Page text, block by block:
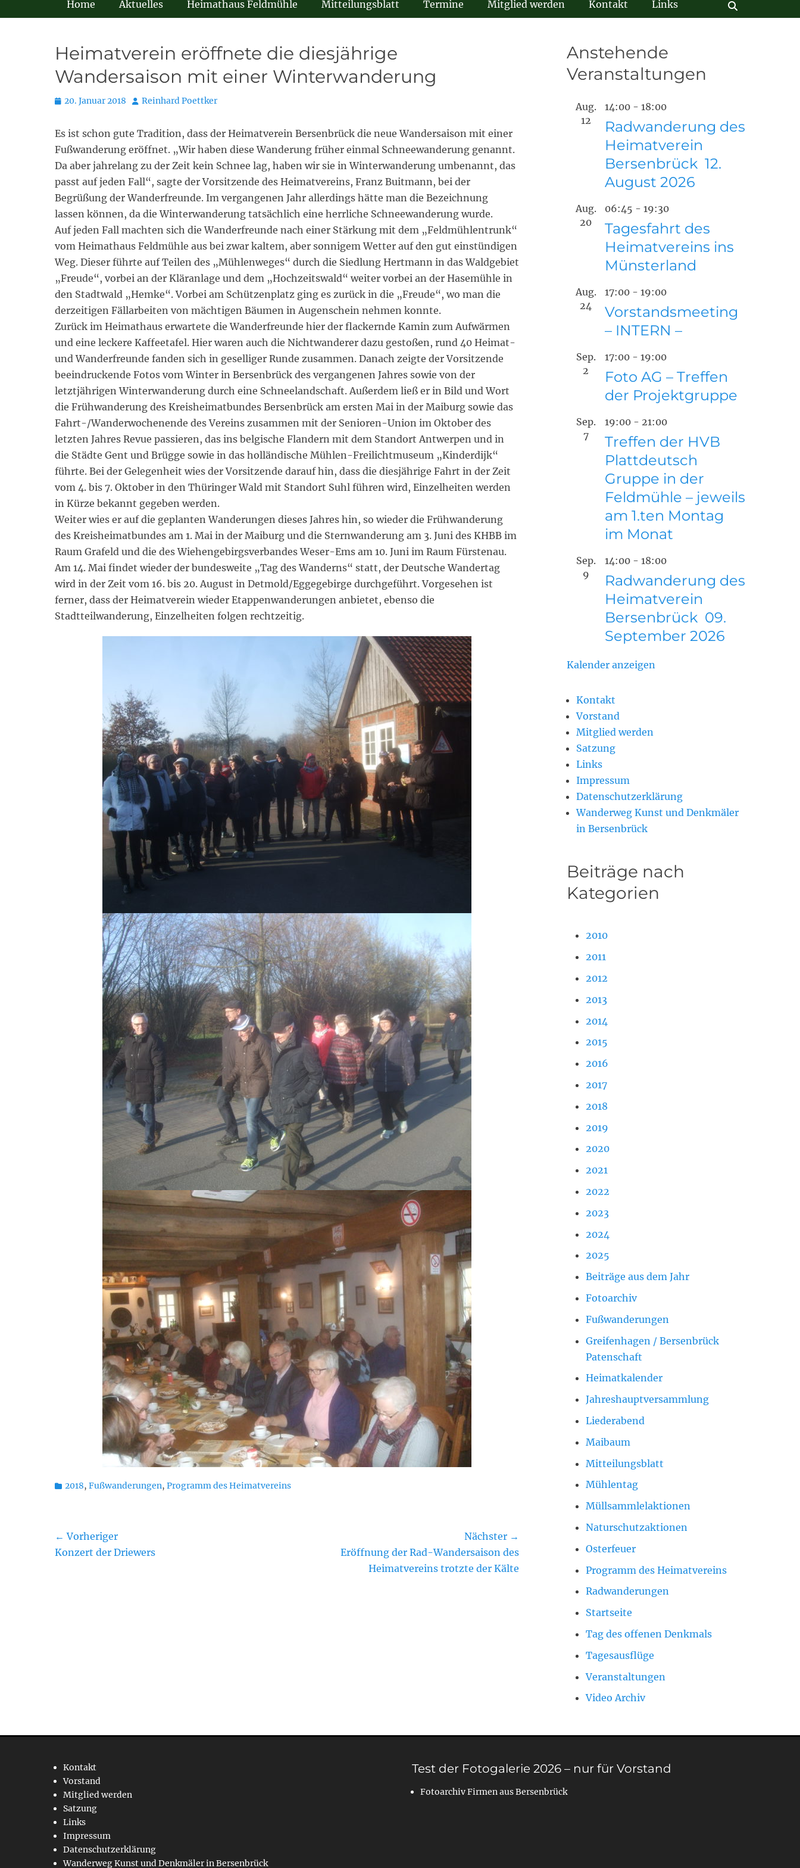
Home Aktuelles Heimathaus Feldmühle Mitteilungsblatt Termine Mitglied werden Kontakt Links
Heimatverein eröffnete die diesjährige
Wandersaison mit einer Winterwanderung
Posted
20. Januar 2018 Autor
Reinhard Poettker
Es ist schon gute Tradition, dass der Heimatverein Bersenbrück die neue Wandersaison mit einer
Fußwanderung eröffnet. „Wir haben diese Wanderung früher einmal Schneewanderung genannt.
Da aber jahrelang zu der Zeit kein Schnee lag, haben wir sie in Winterwanderung umbenannt, das
passt auf jeden Fall“, sagte der Vorsitzende des Heimatvereins, Franz Buitmann, bei der
Begrüßung der Wanderfreunde. Im vergangenen Jahr allerdings hätte man die Bezeichnung
lassen können, da die Winterwanderung tatsächlich eine herrliche Schneewanderung wurde.
Auf jeden Fall machten sich die Wanderfreunde nach einer Stärkung mit dem „Feldmühlentrunk“
vom Heimathaus Feldmühle aus bei zwar kaltem, aber sonnigem Wetter auf den gut einstündigen
Weg. Dieser führte auf Teilen des „Mühlenweges“ durch die Siedlung Hertmann in das Waldgebiet
„Freude“, vorbei an der Kläranlage und dem „Hochzeitswald“ weiter vorbei an der Hasemühle in
den Stadtwald „Hemke“. Vorbei am Schützenplatz ging es zurück in die „Freude“, wo man die
derzeitigen Fällarbeiten von mächtigen Bäumen in Augenschein nehmen konnte.
Zurück im Heimathaus erwartete die Wanderfreunde hier der flackernde Kamin zum Aufwärmen
und eine leckere Kaffeetafel. Hier waren auch die Nichtwanderer dazu gestoßen, rund 40 Heimat-
und Wanderfreunde fanden sich in geselliger Runde zusammen. Danach zeigte der Vorsitzende
beeindruckende Fotos vom Winter in Bersenbrück des vergangenen Jahres sowie von der
letztjährigen Winterwanderung durch eine Schneelandschaft. Außerdem ließ er in Bild und Wort
die Frühwanderung des Kreisheimatbundes Bersenbrück am ersten Mai in der Maiburg sowie das
Fahrt-/Wanderwochenende des Vereins zusammen mit der Senioren-Union im Oktober des
letzten Jahres Revue passieren, das ins belgische Flandern mit dem Standort Antwerpen und in
die Städte Gent und Brügge sowie in das holländische Mühlen-Freilichtmuseum „Kinderdijk“
führte. Bei der Gelegenheit wies der Vorsitzende darauf hin, dass die diesjährige Fahrt in der Zeit
vom 4. bis 7. Oktober in den Thüringer Wald mit Standort Suhl führen wird, Einzelheiten werden
in Kürze bekannt gegeben werden.
Weiter wies er auf die geplanten Wanderungen dieses Jahres hin, so wieder die Frühwanderung
des Kreisheimatbundes am 1. Mai in der Maiburg und die Sternwanderung am 3. Juni des KHBB im
Raum Grafeld und die des Wiehengebirgsverbandes Weser-Ems am 10. Juni im Raum Fürstenau.
Am 14. Mai findet wieder der bundesweite „Tag des Wanderns“ statt, der Deutsche Wandertag
wird in der Zeit vom 16. bis 20. August in Detmold/Eggegebirge durchgeführt. Vorgesehen ist
ferner, dass der Heimatverein wieder Etappenwanderungen anbietet, ebenso die
Stadtteilwanderung, Einzelheiten folgen rechtzeitig.
Kategorien
2018, Fußwanderungen, Programm des Heimatvereins
Beitragsnavigation
← Vorheriger
Vorheriger
Konzert der Driewers
Nächster →
Eröffnung der Rad-Wandersaison des
Heimatvereins trotzte der Kälte
Anstehende
Veranstaltungen
Aug.
12
14:00 - 18:00
Radwanderung des
Heimatverein
Bersenbrück 12.
August 2026
Aug.
20
06:45 - 19:30
Tagesfahrt des
Heimatvereins ins
Münsterland
Aug.
24
17:00 - 19:00
Vorstandsmeeting
– INTERN –
Sep.
2
17:00 - 19:00
Foto AG – Treffen
der Projektgruppe
Sep.
7
19:00 - 21:00
Treffen der HVB
Plattdeutsch
Gruppe in der
Feldmühle – jeweils
am 1.ten Montag
im Monat
Sep.
9
14:00 - 18:00
Radwanderung des
Heimatverein
Bersenbrück 09.
September 2026
Kalender anzeigen
Kontakt
Vorstand
Mitglied werden
Satzung
Links
Impressum
Datenschutzerklärung
Wanderweg Kunst und Denkmäler
in Bersenbrück
Beiträge nach
Kategorien
2010
2011
2012
2013
2014
2015
2016
2017
2018
2019
2020
2021
2022
2023
2024
2025
Beiträge aus dem Jahr
Fotoarchiv
Fußwanderungen
Greifenhagen / Bersenbrück
Patenschaft
Heimatkalender
Jahreshauptversammlung
Liederabend
Maibaum
Mitteilungsblatt
Mühlentag
Müllsammlelaktionen
Naturschutzaktionen
Osterfeuer
Programm des Heimatvereins
Radwanderungen
Startseite
Tag des offenen Denkmals
Tagesausflüge
Veranstaltungen
Video Archiv
Kontakt
Vorstand
Mitglied werden
Satzung
Links
Impressum
Datenschutzerklärung
Wanderweg Kunst und Denkmäler in Bersenbrück
Test der Fotogalerie 2026 – nur für Vorstand
Fotoarchiv Firmen aus Bersenbrück